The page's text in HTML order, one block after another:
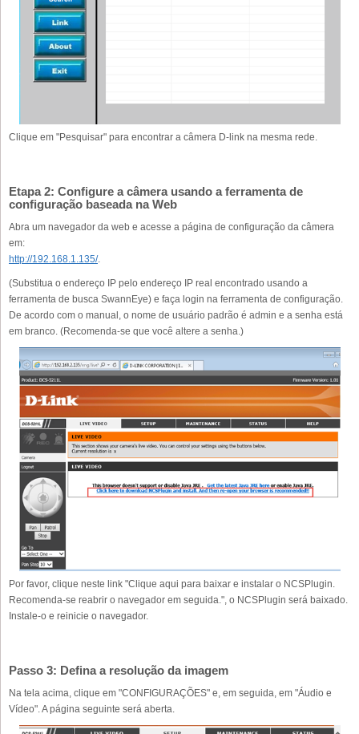
Clique em "Pesquisar" para encontrar a câmera D-link na mesma rede.
Etapa 2: Configure a câmera usando a ferramenta de
configuração baseada na Web
Abra um navegador da web e acesse a página de configuração da câmera
em:
http://192.168.1.135/.
(Substitua o endereço IP pelo endereço IP real encontrado usando a
ferramenta de busca SwannEye) e faça login na ferramenta de configuração.
De acordo com o manual, o nome de usuário padrão é admin e a senha está
em branco. (Recomenda-se que você altere a senha.)
Por favor, clique neste link "Clique aqui para baixar e instalar o NCSPlugin.
Recomenda-se reabrir o navegador em seguida.", o NCSPlugin será baixado.
Instale-o e reinicie o navegador.
Passo 3: Defina a resolução da imagem
Na tela acima, clique em "CONFIGURAÇÕES" e, em seguida, em "Áudio e
Vídeo". A página seguinte será aberta.